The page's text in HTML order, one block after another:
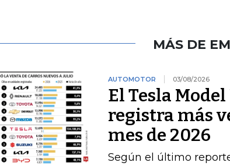
MÁS DE
AUTOMOTOR 03/08/2026
El Tesla
registra más
mes de 2026
Según el último